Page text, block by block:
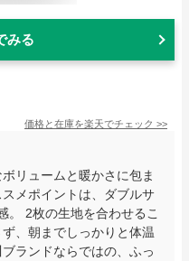
みる
価格と在庫を楽天でチェック >>
リュームと暖かさに包ま
メポイントは、ダブルサ
。 2枚の生地を合わせるこ
、朝までしっかりと体温
ランドならではの、ふっ